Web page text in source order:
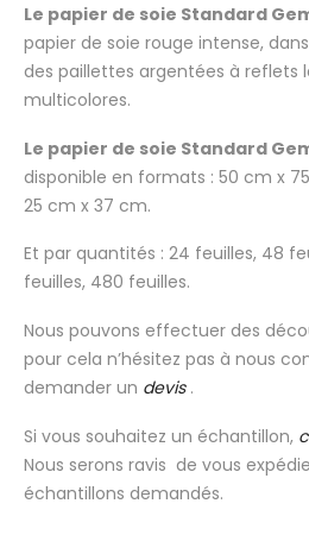
Le papier de soie Standard
papier de soie rouge intense,
des paillettes argentées à reflets
multicolores.
Le papier de soie Standard
disponible en formats : 50 cm x
25 cm x 37 cm.
Et par quantités : 24 feuilles, 48
feuilles, 480 feuilles.
Nous pouvons effectuer des
pour cela n’hésitez pas à nous
demander un devis.
Si vous souhaitez un échantillon,
Nous serons ravis de vous
échantillons demandés.